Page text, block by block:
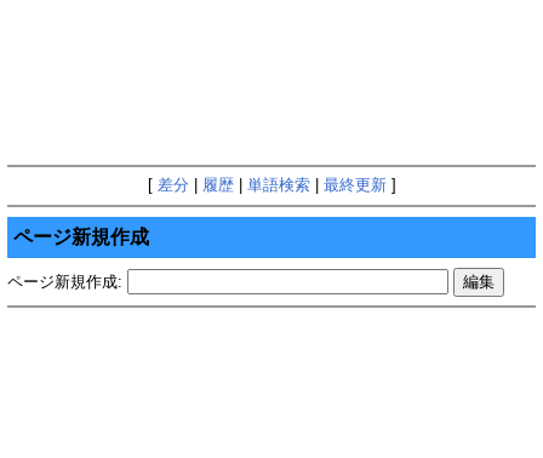
[ 差分 履歴| 単語検索| 最終更新]
ページ新規作成
ページ新規作成: